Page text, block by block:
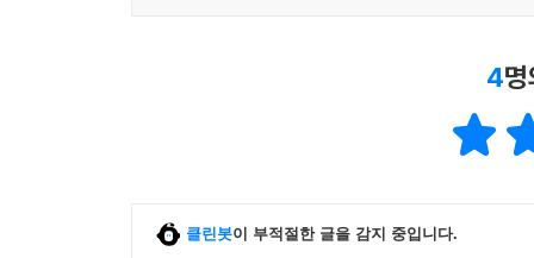
4
클린봇이 부적절한 글을 감지 중입니다.